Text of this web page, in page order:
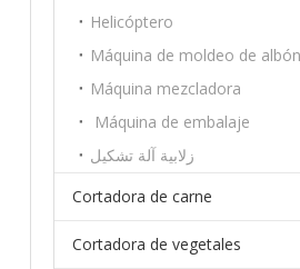
Helicóptero
Máquina mezcladora
Máquina de embalaje
زلابية آلة تشكيل
Cortadora de carne
Cortadora de vegetales